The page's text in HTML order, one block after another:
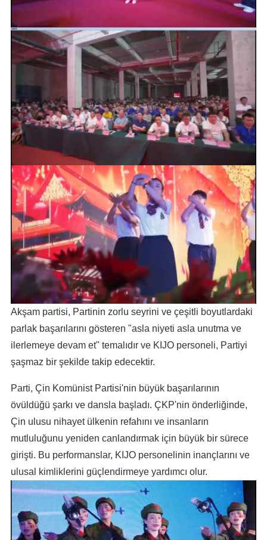
Akşam partisi, Partinin zorlu seyrini ve çeşitli boyutlardaki
parlak başarılarını gösteren "asla niyeti asla unutma ve
ilerlemeye devam et" temalıdır ve KIJO personeli, Partiyi
şaşmaz bir şekilde takip edecektir.
Parti, Çin Komünist Partisi'nin büyük başarılarının
övüldüğü şarkı ve dansla başladı. ÇKP'nin önderliğinde,
Çin ulusu nihayet ülkenin refahını ve insanların
mutluluğunu yeniden canlandırmak için büyük bir sürece
girişti. Bu performanslar, KIJO personelinin inançlarını ve
ulusal kimliklerini güçlendirmeye yardımcı olur.